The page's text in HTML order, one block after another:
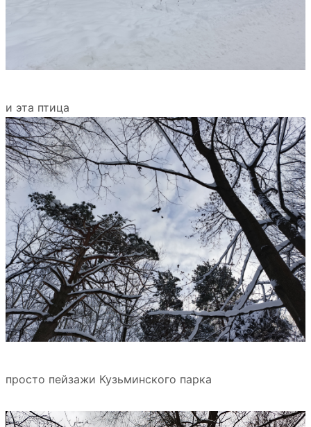
и эта птица
просто пейзажи Кузьминского парка